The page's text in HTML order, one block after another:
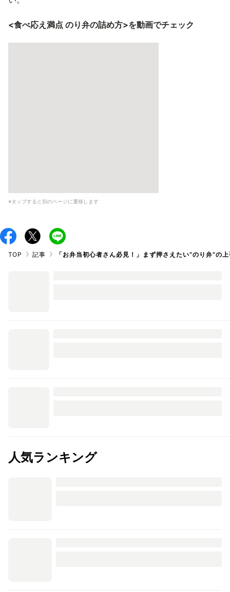
<食べ応え満点 のり弁の詰め方>を動画でチェック
※タップすると別のページに遷移します
TOP 記事 「お弁当初心者さん必見！」まず押さえたい“のり弁”の
人気ランキング